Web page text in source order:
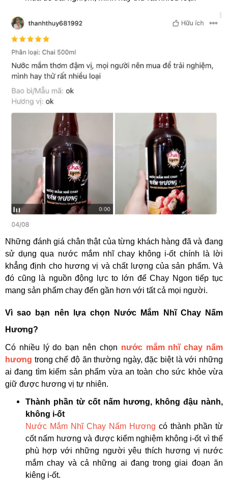
Những đánh giá chân thật của từng khách hàng đã và đang
sử dụng qua nước mắm nhĩ chay không i-ốt chính là lời
khẳng định cho hương vị và chất lượng của sản phẩm. Và
đó cũng là nguồn động lực to lớn để Chay Ngon tiếp tục
mang sản phẩm chay đến gần hơn với tất cả mọi người.
Vì sao bạn nên lựa chọn Nước Mắm Nhĩ Chay Nấm
Hương?
Có nhiều lý do bạn nên chọn nước mắm nhĩ chay nấm
hương trong chế độ ăn thường ngày, đặc biệt là với những
ai đang tìm kiếm sản phẩm vừa an toàn cho sức khỏe vừa
giữ được hương vị tự nhiên.
Thành phần từ cốt nấm hương, không đậu nành,
không i-ốt
Nước Mắm Nhĩ Chay Nấm Hương có thành phần từ
cốt nấm hương và được kiểm nghiệm không i-ốt vì thế
phù hợp với những người yêu thích hương vị nước
mắm chay và cả những ai đang trong giai đoạn ăn
kiêng i-ốt.